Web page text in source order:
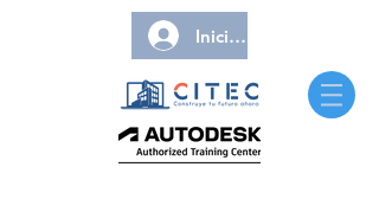
Iniciar sesión